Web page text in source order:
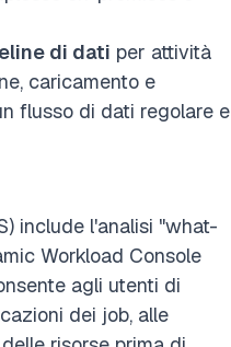
di dati per attività
caricamento e
flusso di dati regolare e
include l'analisi "what-
Workload Console
agli utenti di
dei job, alle